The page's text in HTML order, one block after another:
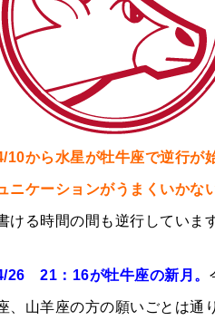
10から水星が牡牛座で逆行が
ニケーションがうまくいかな
ける時間の間も逆行していま
26 21：16が牡牛座の新月。
、山羊座の方の願いごとは通